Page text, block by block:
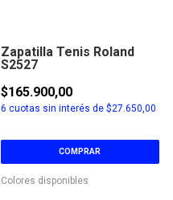
Zapatilla Tenis Roland
S2527
$165.900,00
6 cuotas sin interés de $27.650,00
COMPRAR
Colores disponibles